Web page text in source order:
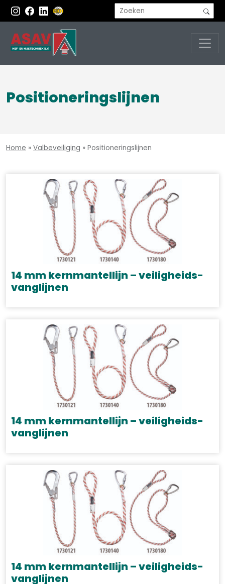
Positioneringslijnen
Home » Valbeveiliging » Positioneringslijnen
14 mm kernmantellijn – veiligheids-
vanglijnen
14 mm kernmantellijn – veiligheids-
vanglijnen
14 mm kernmantellijn – veiligheids-
vanglijnen